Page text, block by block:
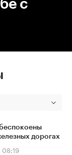
с
дорогах
08:19